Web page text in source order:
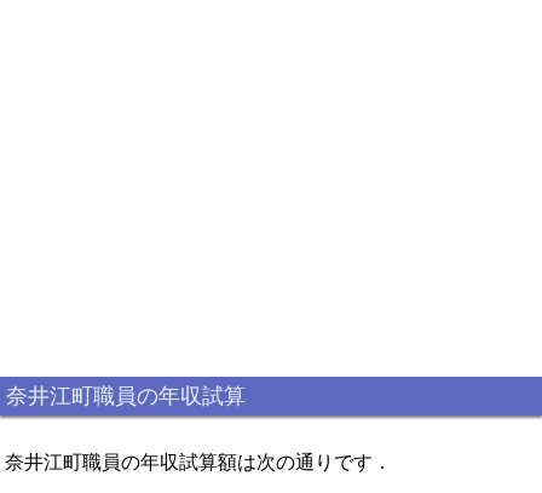
奈井江町職員の年収試算
奈井江町職員の年収試算額は次の通りです．